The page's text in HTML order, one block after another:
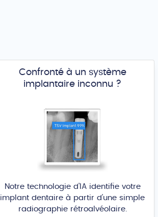
Confronté à un système
implantaire inconnu ?
Notre technologie d'IA identifie votre
implant dentaire à partir d'une simple
radiographie rétroalvéolaire.